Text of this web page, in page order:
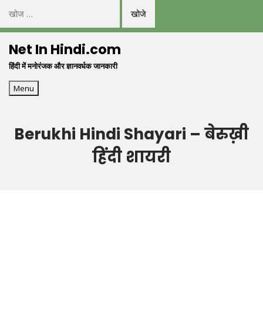
निम्न
को
खोजें:Net In Hindi.com
हिंदी में मनोरंजक और ज्ञानवर्धक जानकारी
Menu
Berukhi Hindi Shayari – बेरुख़ी
हिंदी शायरी